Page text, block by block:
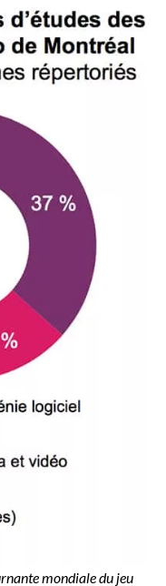
mondiale du jeu